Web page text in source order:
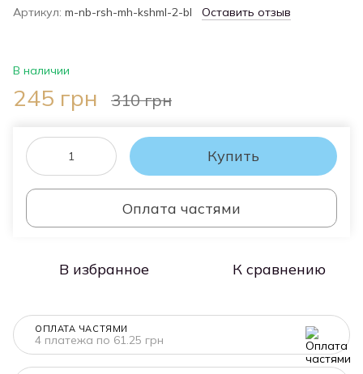
Артикул: m-nb-rsh-mh-kshml-2-bl Оставить отзыв
В наличии
245 грн 310 грн
Купить
Оплата частями
В избранное К сравнению
ОПЛАТА ЧАСТЯМИ
4 платежа по 61.25 грн